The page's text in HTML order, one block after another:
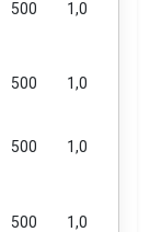
500 1,0
500 1,0
500 1,0
500 1,0